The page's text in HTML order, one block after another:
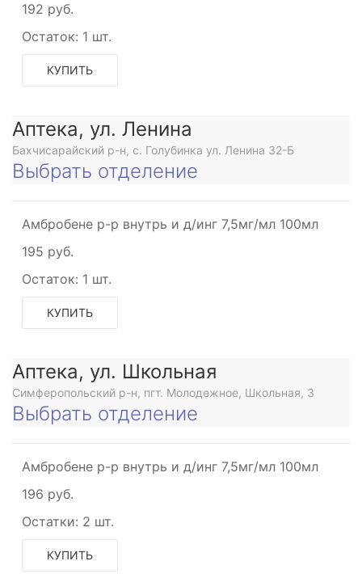
192 руб.
Остаток: 1 шт.
КУПИТЬ
Аптека, ул. Ленина
Бахчисарайский р-н, с. Голубинка ул. Ленина 32-Б
Выбрать отделение
Амбробене р-р внутрь и д/инг 7,5мг/мл 100мл
195 руб.
Остаток: 1 шт.
КУПИТЬ
Аптека, ул. Школьная
Симферопольский р-н, пгт. Молодежное, Школьная, 3
Выбрать отделение
Амбробене р-р внутрь и д/инг 7,5мг/мл 100мл
196 руб.
Остатки: 2 шт.
КУПИТЬ